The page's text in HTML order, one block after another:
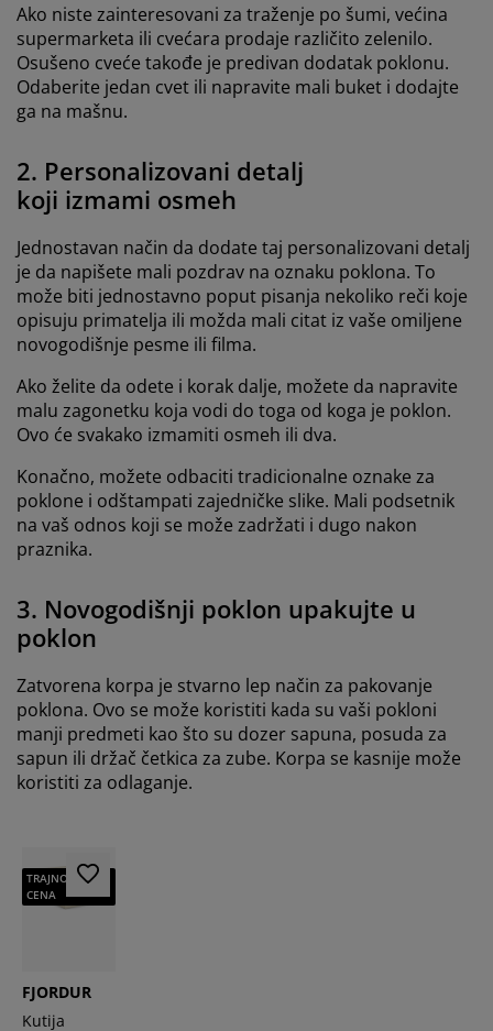
Ako niste zainteresovani za traženje po šumi, većina
supermarketa ili cvećara prodaje različito zelenilo.
Osušeno cveće takođe je predivan dodatak poklonu.
Odaberite jedan cvet ili napravite mali buket i dodajte
ga na mašnu.
2. Personalizovani detalj
koji izmami osmeh
Jednostavan način da dodate taj personalizovani detalj
je da napišete mali pozdrav na oznaku poklona. To
može biti jednostavno poput pisanja nekoliko reči koje
opisuju primatelja ili možda mali citat iz vaše omiljene
novogodišnje pesme ili filma.
Ako želite da odete i korak dalje, možete da napravite
malu zagonetku koja vodi do toga od koga je poklon.
Ovo će svakako izmamiti osmeh ili dva.
Konačno, možete odbaciti tradicionalne oznake za
poklone i odštampati zajedničke slike. Mali podsetnik
na vaš odnos koji se može zadržati i dugo nakon
praznika.
3. Novogodišnji poklon upakujte u
poklon
Zatvorena korpa je stvarno lep način za pakovanje
poklona. Ovo se može koristiti kada su vaši pokloni
manji predmeti kao što su dozer sapuna, posuda za
sapun ili držač četkica za zube. Korpa se kasnije može
koristiti za odlaganje.
TRAJNO NISKA
CENA
FJORDUR
Kutija